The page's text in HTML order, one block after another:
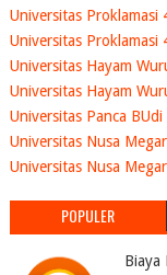
Universitas Proklamasi
Universitas Proklamasi
Universitas Hayam
Universitas Hayam
Universitas Panca BUdi
Universitas Nusa
Universitas Nusa
POPULER
Biaya